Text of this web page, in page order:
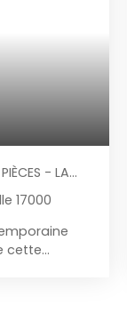
- LA
17000
cette